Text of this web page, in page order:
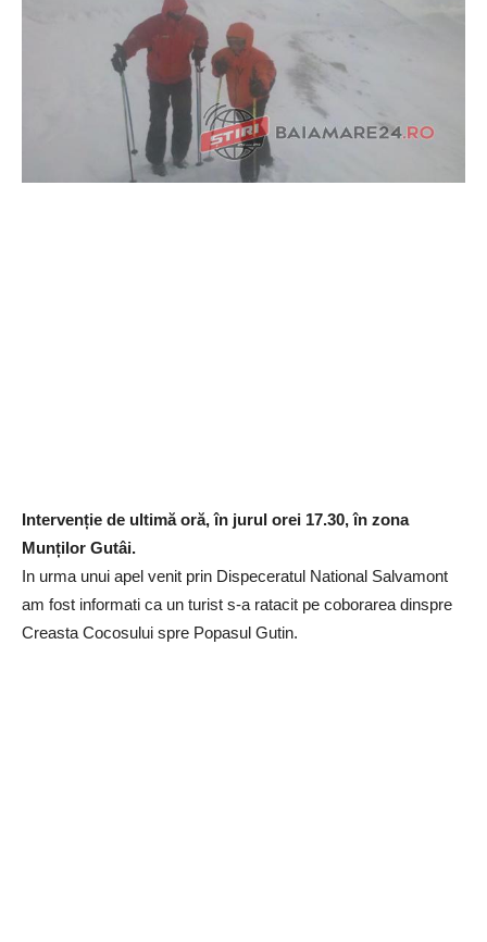
Intervenție de ultimă oră, în jurul orei 17.30, în zona
Munților Gutâi.
In urma unui apel venit prin Dispeceratul National Salvamont
am fost informati ca un turist s-a ratacit pe coborarea dinspre
Creasta Cocosului spre Popasul Gutin.